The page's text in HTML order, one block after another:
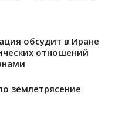
обсудит в Иране
отношений
землетрясение